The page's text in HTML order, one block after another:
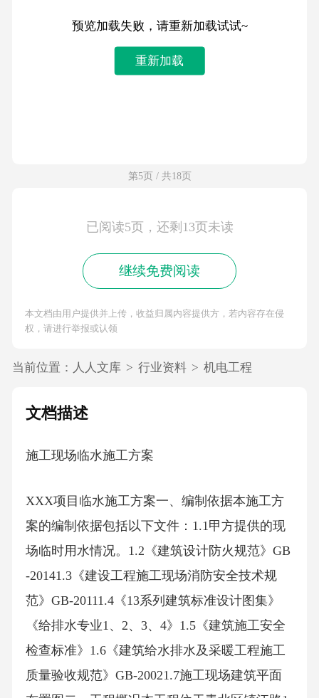
预览加载失败，请重新加载试试~
重新加载
第5页 / 共18页
已阅读5页，还剩13页未读
继续免费阅读
本文档由用户提供并上传，收益归属内容提供方，若内容存在侵
权，请进行举报或认领
当前位置： 人人文库 > 行业资料 > 机电工程
文档描述
施工现场临水施工方案
XXX项目临水施工方案一、编制依据本施工方
案的编制依据包括以下文件：1.1甲方提供的现
场临时用水情况。1.2《建筑设计防火规范》GB
-20141.3《建设工程施工现场消防安全技术规
范》GB-20111.4《13系列建筑标准设计图集》
《给排水专业1、2、3、4》1.5《建筑施工安全
检查标准》1.6《建筑给水排水及采暖工程施工
质量验收规范》GB-20021.7施工现场建筑平面